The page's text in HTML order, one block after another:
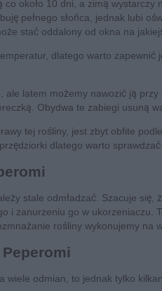
około 10 dni, a zimą
pełnego słońca, jednak lubi
stać oddalony od okna na
dlatego warto
ale latem możemy nawozić ją
Obydwa te zabiegi usuną
tej rośliny, jest zbyt obfite
dlatego warto
stale odmładzać. Szacuje
i zanurzeniu go w
rośliny wykonujemy na
wiele odmian, to jednak tylko